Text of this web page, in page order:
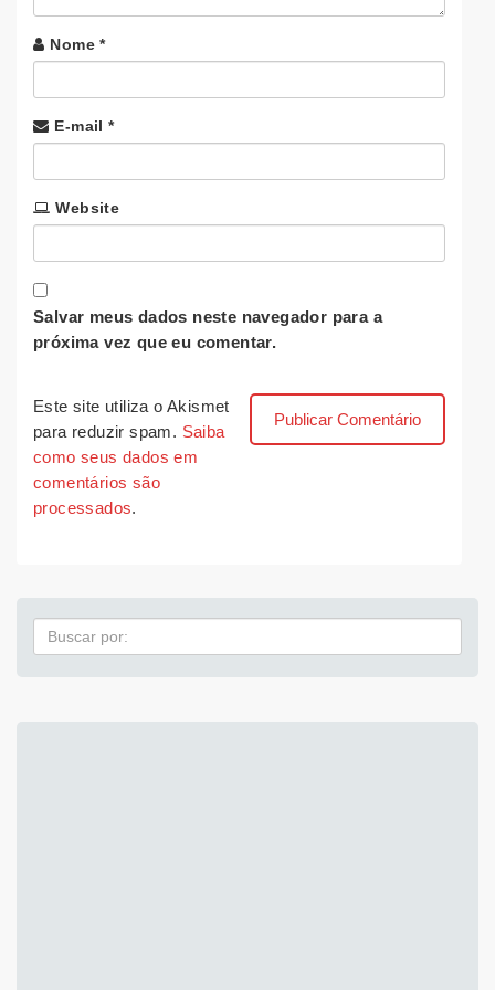
Nome *
E-mail *
Website
Salvar meus dados neste navegador para a
próxima vez que eu comentar.
Este site utiliza o Akismet
para reduzir spam. Saiba
como seus dados em
comentários são
processados.
Pesquisa